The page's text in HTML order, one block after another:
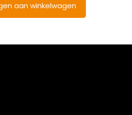
aan winkelwagen